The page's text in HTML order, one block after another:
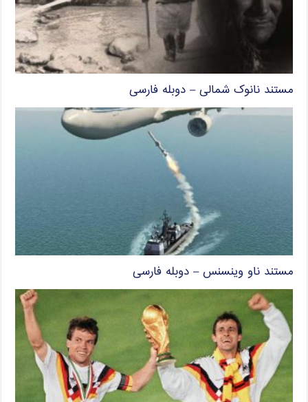
مستند نانوک شمالی – دوبله فارسی
مستند ناو وینسنس – دوبله فارسی